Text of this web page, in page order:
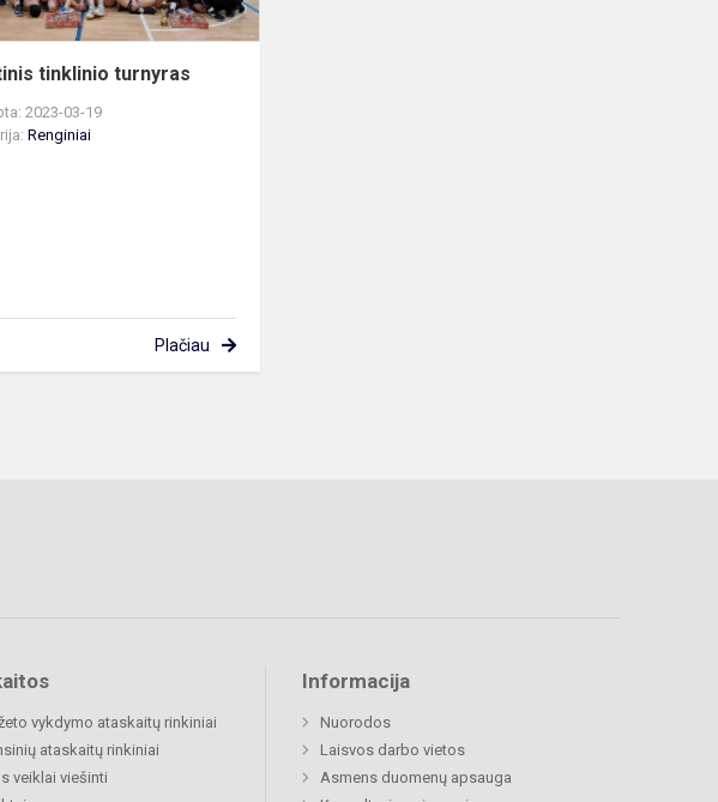
tinklinio turnyras
2023-03-19
Renginiai
Plačiau
vykdymo ataskaitų rinkiniai
ataskaitų rinkiniai
veiklai viešinti
Informacija
Nuorodos
Laisvos darbo vietos
Asmens duomenų apsauga